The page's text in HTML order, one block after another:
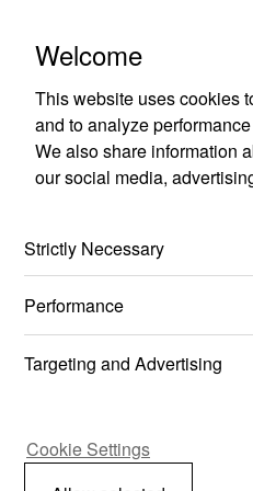
Nosta
Welcome
This website uses cookies
and to analyze
We also share information
our social media,
Strictly Necessary
Performance
Targeting and Advertising
Cookie Settings